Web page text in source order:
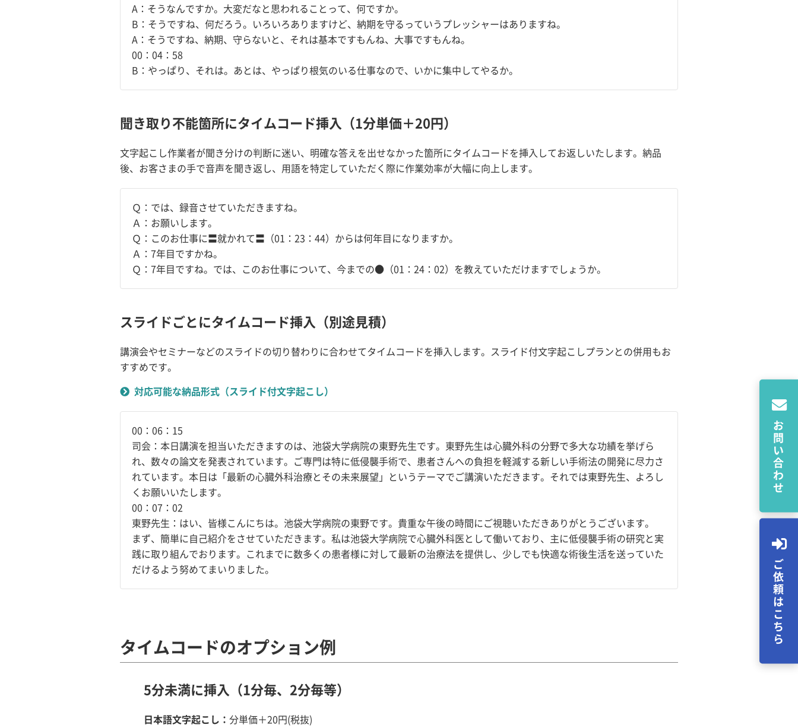
A：そうなんですか。大変だなと思われることって、何ですか。
B：そうですね、何だろう。いろいろありますけど、納期を守るっていうプレッシャーはありますね。
A：そうですね、納期、守らないと、それは基本ですもんね、大事ですもんね。
00：04：58
B：やっぱり、それは。あとは、やっぱり根気のいる仕事なので、いかに集中してやるか。
聞き取り不能箇所にタイムコード挿入（1分単価＋20円）
文字起こし作業者が聞き分けの判断に迷い、明確な答えを出せなかった箇所にタイムコードを挿入してお返しいたします。納品
後、お客さまの手で音声を聞き返し、用語を特定していただく際に作業効率が大幅に向上します。
Ｑ：では、録音させていただきますね。
Ａ：お願いします。
Ｑ：このお仕事に〓就かれて〓（01：23：44）からは何年目になりますか。
Ａ：7年目ですかね。
Ｑ：7年目ですね。では、このお仕事について、今までの●（01：24：02）を教えていただけますでしょうか。
スライドごとにタイムコード挿入（別途見積）
講演会やセミナーなどのスライドの切り替わりに合わせてタイムコードを挿入します。スライド付文字起こしプランとの併用もお
すすめです。
対応可能な納品形式（スライド付文字起こし）
00：06：15
司会：本日講演を担当いただきますのは、池袋大学病院の東野先生です。東野先生は心臓外科の分野で多大な功績を挙げら
れ、数々の論文を発表されています。ご専門は特に低侵襲手術で、患者さんへの負担を軽減する新しい手術法の開発に尽力さ
れています。本日は「最新の心臓外科治療とその未来展望」というテーマでご講演いただきます。それでは東野先生、よろし
くお願いいたします。
00：07：02
東野先生：はい、皆様こんにちは。池袋大学病院の東野です。貴重な午後の時間にご視聴いただきありがとうございます。
まず、簡単に自己紹介をさせていただきます。私は池袋大学病院で心臓外科医として働いており、主に低侵襲手術の研究と実
践に取り組んでおります。これまでに数多くの患者様に対して最新の治療法を提供し、少しでも快適な術後生活を送っていた
だけるよう努めてまいりました。
タイムコードのオプション例
5分未満に挿入（1分毎、2分毎等）
日本語文字起こし： 分単価＋20円(税抜)
お問い合わせ
ご依頼はこちら